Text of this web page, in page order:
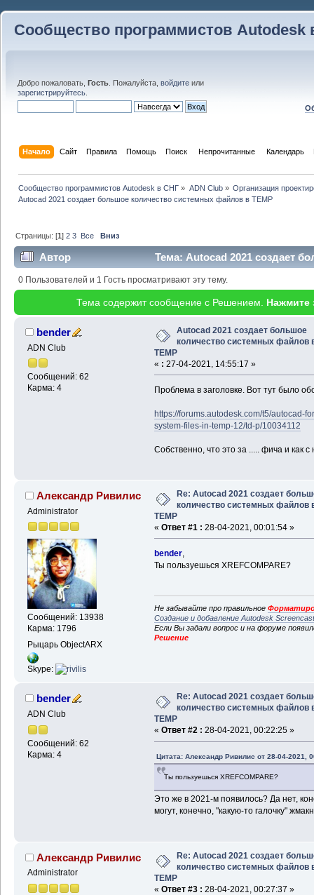
Сообщество программистов Autodesk
Добро пожаловать, Гость . Пожалуйста, войдите или
зарегистрируйтесь
Начало Сайт Правила Помощь Поиск Непрочитанные Календарь
Сообщество программистов Autodesk в СНГ » ADN Club» Организация
Autocad 2021 создает большое количество системных файлов в TEMP
Страницы: [1]2 3 Все Вниз
Автор
Тема: Autocad 2021 создает
в TEMP (Прочитано 105119 раз)
0 Пользователей и 1 Гость просматривают эту тему.
Тема содержит сообщение с Решением. Нажмите
bender
ADN Club
Сообщений: 62
Карма: 4
Autocad 2021 создает большое
количество системных файлов
TEMP
« : 27-04-2021, 14:55:17 »
Проблема в заголовке. Вот тут было
https://forums.autodesk.com/t5/autocad-
system-files-in-temp-12/td-p/10034112
Собственно, что это за ..... фича и как с
Александр Ривилис
Administrator
Сообщений: 13938
Карма: 1796
Рыцарь ObjectARX
Skype:
Re: Autocad 2021 создает
количество системных файлов
TEMP
« Ответ #1 : 28-04-2021, 00:01:54 »
bender,
Ты пользуешься XREFCOMPARE?
Не забывайте про правильное
Создание и добавление Autodesk
Если Вы задали вопрос и на форуме
Решение
bender
ADN Club
Сообщений: 62
Карма: 4
Re: Autocad 2021 создает
количество системных файлов
TEMP
« Ответ #2 : 28-04-2021, 00:22:25 »
Цитата: Александр Ривилис от 28-04-2021,
Ты пользуешься XREFCOMPARE?
Это же в 2021-м появилось? Да нет,
могут, конечно, "какую-то галочку"
Александр Ривилис
Administrator
Re: Autocad 2021 создает
количество системных файлов
TEMP
« Ответ #3 : 28-04-2021, 00:27:37 »